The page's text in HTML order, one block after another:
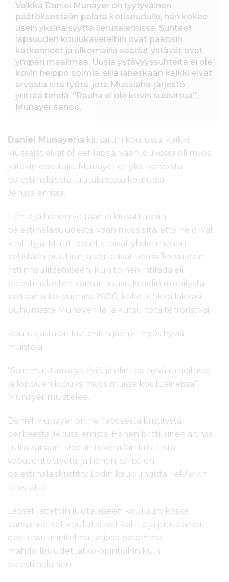
Vaikka Daniel Munayer on tyytyväinen
päätöksestään palata kotiseudulle, hän kokee
usein yksinäisyyttä Jerusalemissa. Suhteet
lapsuuden koulukavereihin ovat pääosin
katkenneet ja ulkomailla saadut ystävät ovat
ympäri maailmaa. Uusia ystävyyssuhteita ei ole
kovin helppo solmia, sillä läheskään kaikki eivät
arvosta sitä työtä, jota Musalaha-järjestö
yrittää tehdä. ”Rauha ei ole kovin suosittua”,
Munayer sanoo.
Daniel Munayeria kiusattiin koulussa. Kaikki
kiusaajat eivät olleet lapsia, vaan joukossa oli myös
joitakin opettajia. Munayer oli yksi harvoista
palestiinalaisista juutalaisessa koulussa
Jerusalemissa.
Häntä ja hänen veljiään ei kiusattu vain
palestiinalaisuudesta, vaan myös siitä, että he olivat
kristittyjä. Muut lapset sitoivat yhden hänen
veljistään puuhun ja vertasivat tekoa Jeesuksen
ristiinnaulitsemiseen. Kun toinen intifada eli
palestiinalaisten kansannousu Israelin miehitystä
vastaan alkoi vuonna 2000, koko luokka lakkasi
puhumasta Munayerille ja kutsui tätä terroristiksi.
Kouluajasta on kuitenkin jäänyt myös hyviä
muistoja.
”Sain muutamia ystäviä, ja olin tosi hyvä urheilussa –
ja loppuen lopuksi myös muissa kouluaineissa”,
Munayer muistelee.
Daniel Munayer on nelilapsisesta kristitystä
perheestä Jerusalemista. Hänen brittiläinen äitinsä
tuli aikanaan Israeliin tekemään kristillistä
vapaaehtoistyötä, ja hänen isänsä on
palestiinalaiskristitty Lodin kaupungista Tel Avivin
lähistöltä.
Lapset laitettiin juutalaiseen kouluun, koska
kansainväliset koulut olivat kalliita ja juutalainen
opetussuunnitelma tarjoaa paremmat
mahdollisuudet jatko-opintoihin kuin
palestiinalainen.